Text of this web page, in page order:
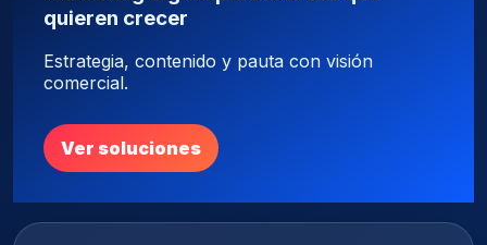
quieren crecer
Estrategia, contenido y pauta con visión
comercial.
Ver soluciones